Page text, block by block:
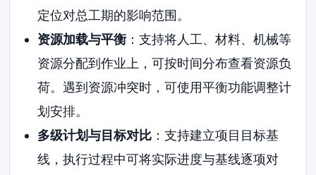
定位对总工期的影响范围。
资源加载与平衡：支持将人工、材料、机械等
资源分配到作业上，可按时间分布查看资源负
荷。遇到资源冲突时，可使用平衡功能调整计
划安排。
多级计划与目标对比：支持建立项目目标基
线，执行过程中可将实际进度与基线逐项对